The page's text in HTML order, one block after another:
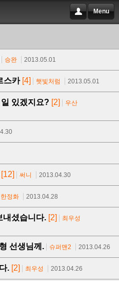
Menu
승완 2013.05.01
스카 [4] 햇빛처럼 2013.05.01
있겠지요? [2]
우산
[12] 써니 2013.04.30
한정화 2013.04.28
내셨습니다. [2]
최우성
선생님께. 슈퍼맨2 2013.04.26
. [2] 최우성 2013.04.26